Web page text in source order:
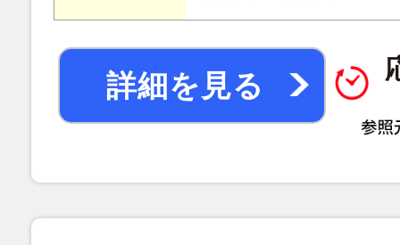
詳細を見る